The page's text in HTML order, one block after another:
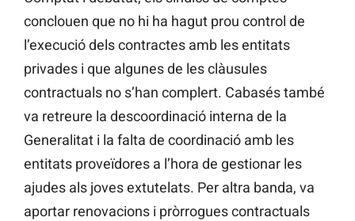
conclouen que no hi ha hagut prou control de
l’execució dels contractes amb les entitats
privades i que algunes de les clàusules
contractuals no s’han complert. Cabasés també
va retreure la descoordinació interna de la
Generalitat i la falta de coordinació amb les
entitats proveïdores a l’hora de gestionar les
ajudes als joves extutelats. Per altra banda, va
aportar renovacions i pròrrogues contractuals